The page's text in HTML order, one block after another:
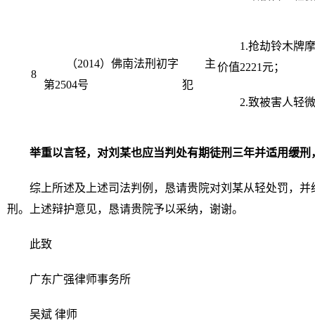
8
（2014）佛南法刑初字
第2504号
主
犯
1.抢劫铃木牌
价值2221元；
2.致被害人轻
举重以言轻，对刘某也应当判处有期徒刑三年并适用缓
综上所述及上述司法判例，恳请贵院对刘某从轻处罚，
刑。上述辩护意见，恳请贵院予以采纳，谢谢。
此致
广东广强律师事务所
吴斌 律师